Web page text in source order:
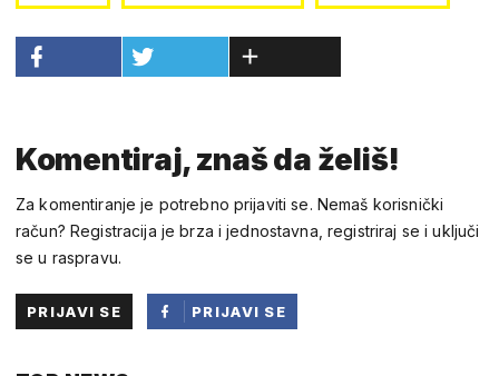
Komentiraj, znaš da želiš!
Za komentiranje je potrebno prijaviti se. Nemaš korisnički
račun? Registracija je brza i jednostavna, registriraj se i uključi
se u raspravu.
PRIJAVI SE
PRIJAVI SE